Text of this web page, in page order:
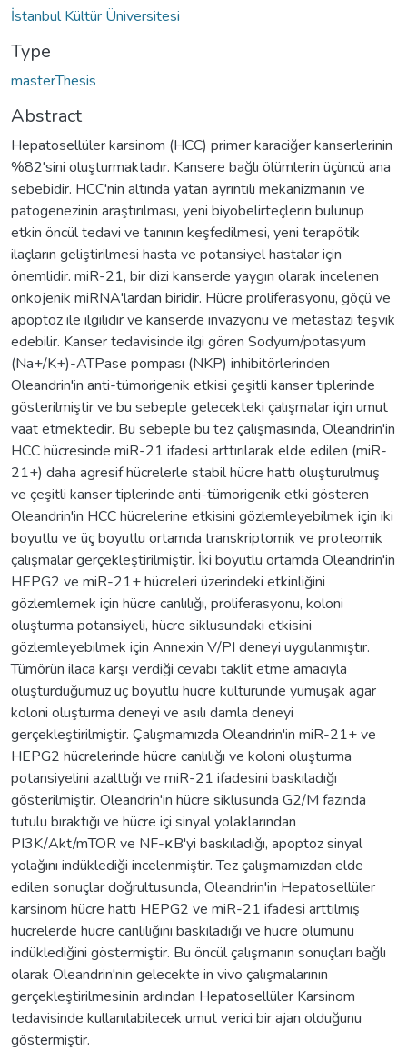
İstanbul Kültür Üniversitesi
Type
masterThesis
Abstract
Hepatosellüler karsinom (HCC) primer karaciğer kanserlerinin
%82'sini oluşturmaktadır. Kansere bağlı ölümlerin üçüncü ana
sebebidir. HCC'nin altında yatan ayrıntılı mekanizmanın ve
patogenezinin araştırılması, yeni biyobelirteçlerin bulunup
etkin öncül tedavi ve tanının keşfedilmesi, yeni terapötik
ilaçların geliştirilmesi hasta ve potansiyel hastalar için
önemlidir. miR-21, bir dizi kanserde yaygın olarak incelenen
onkojenik miRNA'lardan biridir. Hücre proliferasyonu, göçü ve
apoptoz ile ilgilidir ve kanserde invazyonu ve metastazı teşvik
edebilir. Kanser tedavisinde ilgi gören Sodyum/potasyum
(Na+/K+)-ATPase pompası (NKP) inhibitörlerinden
Oleandrin'in anti-tümorigenik etkisi çeşitli kanser tiplerinde
gösterilmiştir ve bu sebeple gelecekteki çalışmalar için umut
vaat etmektedir. Bu sebeple bu tez çalışmasında, Oleandrin'in
HCC hücresinde miR-21 ifadesi arttırılarak elde edilen (miR-
21+) daha agresif hücrelerle stabil hücre hattı oluşturulmuş
ve çeşitli kanser tiplerinde anti-tümorigenik etki gösteren
Oleandrin'in HCC hücrelerine etkisini gözlemleyebilmek için iki
boyutlu ve üç boyutlu ortamda transkriptomik ve proteomik
çalışmalar gerçekleştirilmiştir. İki boyutlu ortamda Oleandrin'in
HEPG2 ve miR-21+ hücreleri üzerindeki etkinliğini
gözlemlemek için hücre canlılığı, proliferasyonu, koloni
oluşturma potansiyeli, hücre siklusundaki etkisini
gözlemleyebilmek için Annexin V/PI deneyi uygulanmıştır.
Tümörün ilaca karşı verdiği cevabı taklit etme amacıyla
oluşturduğumuz üç boyutlu hücre kültüründe yumuşak agar
koloni oluşturma deneyi ve asılı damla deneyi
gerçekleştirilmiştir. Çalışmamızda Oleandrin'in miR-21+ ve
HEPG2 hücrelerinde hücre canlılığı ve koloni oluşturma
potansiyelini azalttığı ve miR-21 ifadesini baskıladığı
gösterilmiştir. Oleandrin'in hücre siklusunda G2/M fazında
tutulu bıraktığı ve hücre içi sinyal yolaklarından
PI3K/Akt/mTOR ve NF-κB'yi baskıladığı, apoptoz sinyal
yolağını indüklediği incelenmiştir. Tez çalışmamızdan elde
edilen sonuçlar doğrultusunda, Oleandrin'in Hepatosellüler
karsinom hücre hattı HEPG2 ve miR-21 ifadesi arttılmış
hücrelerde hücre canlılığını baskıladığı ve hücre ölümünü
indüklediğini göstermiştir. Bu öncül çalışmanın sonuçları bağlı
olarak Oleandrin'nin gelecekte in vivo çalışmalarının
gerçekleştirilmesinin ardından Hepatosellüler Karsinom
tedavisinde kullanılabilecek umut verici bir ajan olduğunu
göstermiştir.